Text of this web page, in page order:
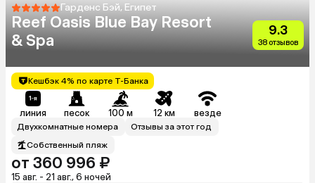
Гарденс Бэй, Египет
Reef Oasis Blue Bay Resort
& Spa
9.3
38 отзывов
Кешбэк 4% по карте Т-Банка
линия песок 100 м 12 км везде
Двухкомнатные номера
Отзывы за этот год
Собственный пляж
от 360 996 ₽
15 авг. - 21 авг., 6 ночей